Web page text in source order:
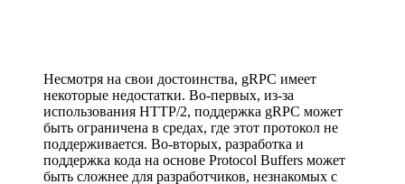
Несмотря на свои достоинства, gRPC имеет
некоторые недостатки. Во-первых, из-за
использования HTTP/2, поддержка gRPC может
быть ограничена в средах, где этот протокол не
поддерживается. Во-вторых, разработка и
поддержка кода на основе Protocol Buffers может
быть сложнее для разработчиков, незнакомых с